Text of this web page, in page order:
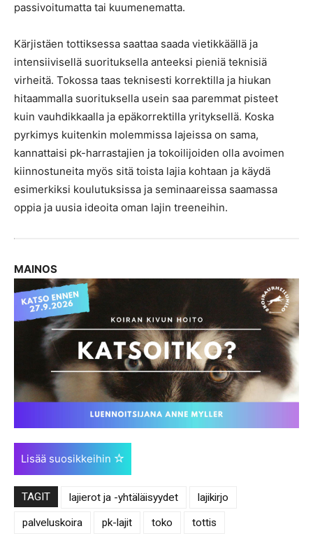
passivoitumatta tai kuumenematta.
Kärjistäen tottiksessa saattaa saada vietikkäällä ja
intensiivisellä suorituksella anteeksi pieniä teknisiä
virheitä. Tokossa taas teknisesti korrektilla ja hiukan
hitaammalla suorituksella usein saa paremmat pisteet
kuin vauhdikkaalla ja epäkorrektilla yrityksellä. Koska
pyrkimys kuitenkin molemmissa lajeissa on sama,
kannattaisi pk-harrastajien ja tokoilijoiden olla avoimen
kiinnostuneita myös sitä toista lajia kohtaan ja käydä
esimerkiksi koulutuksissa ja seminaareissa saamassa
oppia ja uusia ideoita oman lajin treeneihin.
MAINOS
Lisää suosikkeihin
TAGIT lajierot ja -yhtäläisyydet
lajikirjo
palveluskoira
pk-lajit toko tottis